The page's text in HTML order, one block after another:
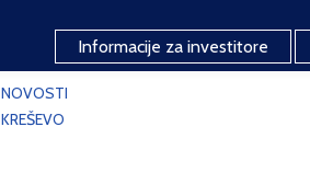
Informacije za investitore
NOVOSTI
KREŠEVO